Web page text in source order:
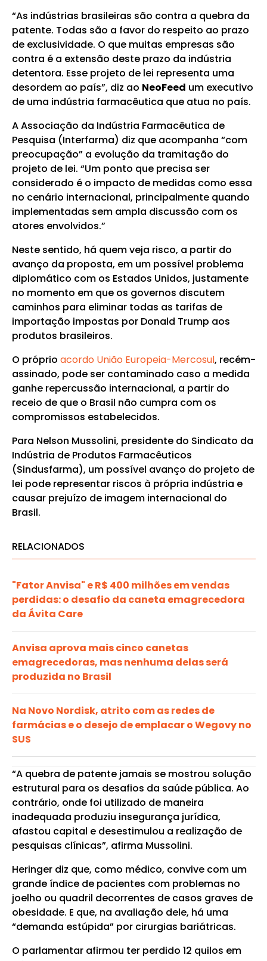
“As indústrias brasileiras são contra a quebra da
patente. Todas são a favor do respeito ao prazo
de exclusividade. O que muitas empresas são
contra é a extensão deste prazo da indústria
detentora. Esse projeto de lei representa uma
desordem ao país”, diz ao NeoFeed um executivo
de uma indústria farmacêutica que atua no país.
A Associação da Indústria Farmacêutica de
Pesquisa (Interfarma) diz que acompanha “com
preocupação” a evolução da tramitação do
projeto de lei. “Um ponto que precisa ser
considerado é o impacto de medidas como essa
no cenário internacional, principalmente quando
implementadas sem ampla discussão com os
atores envolvidos.”
Neste sentido, há quem veja risco, a partir do
avanço da proposta, em um possível problema
diplomático com os Estados Unidos, justamente
no momento em que os governos discutem
caminhos para eliminar todas as tarifas de
importação impostas por Donald Trump aos
produtos brasileiros.
O próprio acordo União Europeia-Mercosul, recém-
assinado, pode ser contaminado caso a medida
ganhe repercussão internacional, a partir do
receio de que o Brasil não cumpra com os
compromissos estabelecidos.
Para Nelson Mussolini, presidente do Sindicato da
Indústria de Produtos Farmacêuticos
(Sindusfarma), um possível avanço do projeto de
lei pode representar riscos à própria indústria e
causar prejuízo de imagem internacional do
Brasil.
RELACIONADOS
"Fator Anvisa" e R$ 400 milhões em vendas
perdidas: o desafio da caneta emagrecedora
da Ávita Care
Anvisa aprova mais cinco canetas
emagrecedoras, mas nenhuma delas será
produzida no Brasil
Na Novo Nordisk, atrito com as redes de
farmácias e o desejo de emplacar o Wegovy no
SUS
“A quebra de patente jamais se mostrou solução
estrutural para os desafios da saúde pública. Ao
contrário, onde foi utilizado de maneira
inadequada produziu insegurança jurídica,
afastou capital e desestimulou a realização de
pesquisas clínicas”, afirma Mussolini.
Heringer diz que, como médico, convive com um
grande índice de pacientes com problemas no
joelho ou quadril decorrentes de casos graves de
obesidade. E que, na avaliação dele, há uma
“demanda estúpida” por cirurgias bariátricas.
O parlamentar afirmou ter perdido 12 quilos em